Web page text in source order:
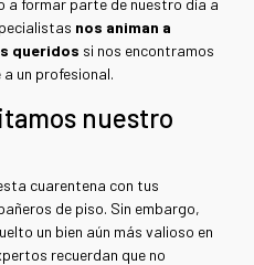
nos animan a
queridos si nos encontramos
un profesional.
nuestro
cuarentena con tus
de piso. Sin embargo,
un bien aún más valioso en
recuerdan que no